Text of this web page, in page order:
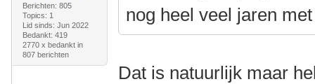
Berichten: 805
Topics: 1
Lid sinds: Jun 2022
Bedankt: 419
2770 x bedankt in
807 berichten
nog heel veel jaren
Dat is natuurlijk maar